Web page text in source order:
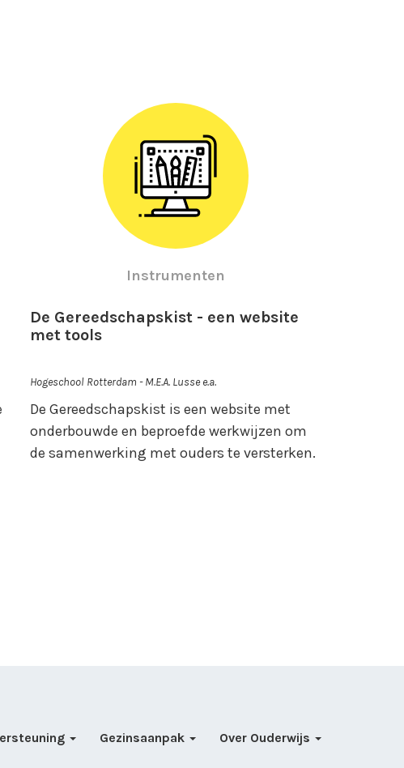
Instrumenten
De Gereedschapskist - een website
met tools
Hogeschool Rotterdam - M.E.A. Lusse e.a.
De Gereedschapskist is een website met
onderbouwde en beproefde werkwijzen om
de samenwerking met ouders te versterken.
Gezinsaanpak Over Ouderwijs